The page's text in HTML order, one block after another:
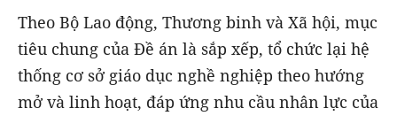
Theo Bộ Lao động, Thương binh và Xã hội, mục
tiêu chung của Đề án là sắp xếp, tổ chức lại hệ
thống cơ sở giáo dục nghề nghiệp theo hướng
mở và linh hoạt, đáp ứng nhu cầu nhân lực của